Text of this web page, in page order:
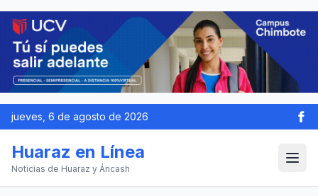
jueves, 6 de agosto de 2026
Huaraz en Línea
Noticias de Huaraz y Áncash